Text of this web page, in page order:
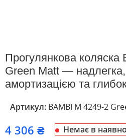
Прогулянкова коляска
Green Matt —
амортизацією та
Артикул: BAMBI M 4249-2
₴ Немає в